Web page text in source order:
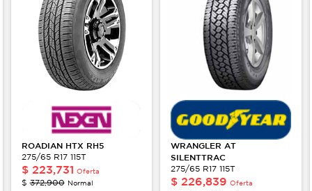
ROADIAN HTX RH5
275/65 R17 115T
$ 223,731 Oferta
$372,900 Normal
WRANGLER AT
SILENTTRAC
275/65 R17 115T
$ 226,839 Oferta